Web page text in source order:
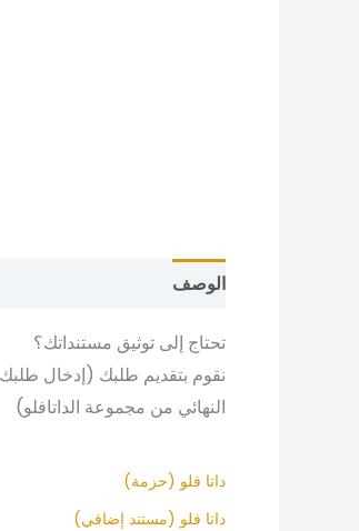
الوصف
تحتاج إلى توثيق مستنداتك؟
نقوم بتقديم طلبك (إدخال
النهائي من مجموعة الداتافلو)
داتا فلو (حزمة)
داتا فلو (مستند إضافي)